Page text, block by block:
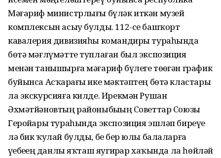
Мәғариф министрлығы бүләк иткән музей
комплексын асыу булды. 112-се башҡорт
кавалерия дивизияһы командиры тураһында
бөтә мәғлүмәтте туплаған был экспозиция
менән танышырға мәғариф бүлеге төҙөгән график
буйынса Асҡарҙағы ике мәктәптең бөтә кластары
ла экскурсияға килде. Ирекмән Рушан
Әхмәтйәновтың районыбыҙҙың Советтар Союзы
Геройҙары тураһында экспозиция эшләп биреүе
лә бик ҡулай булды, беҙ бер юлы балаларға
үҙебеҙҙең данлы яҡташ яугирҙар хаҡында ла һөйләй